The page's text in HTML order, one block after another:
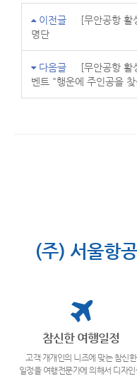
이전글
[무안공항 활
명단
다음글
[무안공항 활
벤트 "행운에 주인공을
(주) 서울항공
참신한 여행일정
고객 개개인의 니즈에 맞는 참신한
일정을 여행전문가에 의해서 디자인